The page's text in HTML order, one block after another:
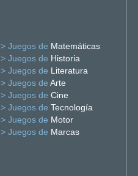
> Juegos de Matemáticas
> Juegos de Historia
> Juegos de Literatura
> Juegos de Arte
> Juegos de Cine
> Juegos de Tecnología
> Juegos de Motor
> Juegos de Marcas